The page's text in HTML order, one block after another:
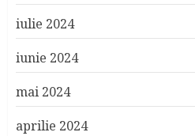
iulie 2024
iunie 2024
mai 2024
aprilie 2024